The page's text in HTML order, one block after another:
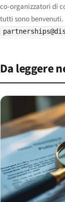
co-organizzatori di
tutti sono
Da leggere